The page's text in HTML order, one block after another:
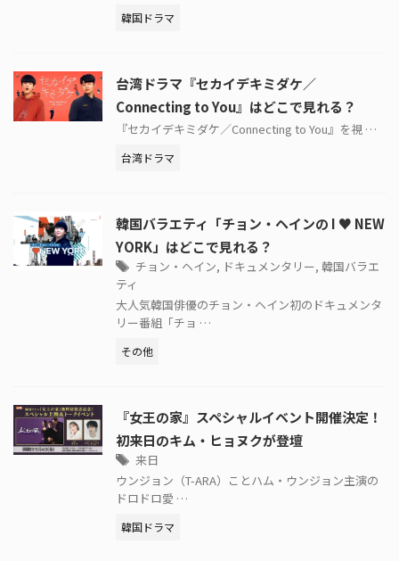
韓国ドラマ
台湾ドラマ『セカイデキミダケ／
Connecting to You』はどこで見れる？
『セカイデキミダケ／Connecting to You』を視 …
台湾ドラマ
韓国バラエティ「チョン・ヘインの I ♥ NEW
YORK」はどこで見れる？
チョン・ヘイン, ドキュメンタリー, 韓国バラエ
ティ
大人気韓国俳優のチョン・ヘイン初のドキュメンタ
リー番組「チョ …
その他
『女王の家』スペシャルイベント開催決定！
初来日のキム・ヒョヌクが登壇
来日
ウンジョン（T-ARA）ことハム・ウンジョン主演の
ドロドロ愛 …
韓国ドラマ